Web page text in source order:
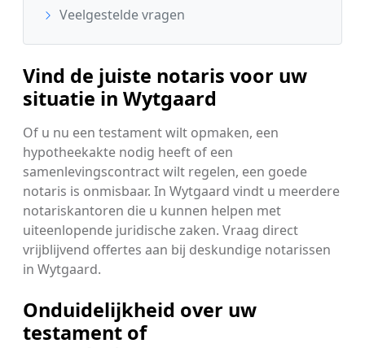
Veelgestelde vragen
Vind de juiste notaris voor uw
situatie in Wytgaard
Of u nu een testament wilt opmaken, een
hypotheekakte nodig heeft of een
samenlevingscontract wilt regelen, een goede
notaris is onmisbaar. In Wytgaard vindt u meerdere
notariskantoren die u kunnen helpen met
uiteenlopende juridische zaken. Vraag direct
vrijblijvend offertes aan bij deskundige notarissen
in Wytgaard.
Onduidelijkheid over uw
testament of